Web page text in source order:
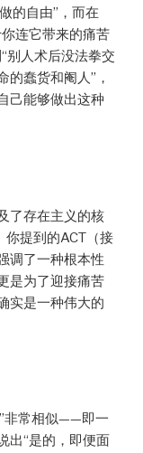
的自由”，而在
连它带来的痛苦
别人术后没法拳交
蠢货和阉人”，
己能够做出这种
了存在主义的核
提到的ACT（接
调了一种根本性
是为了迎接痛苦
实是一种伟大的
非常相似——即一
出“是的，即便面